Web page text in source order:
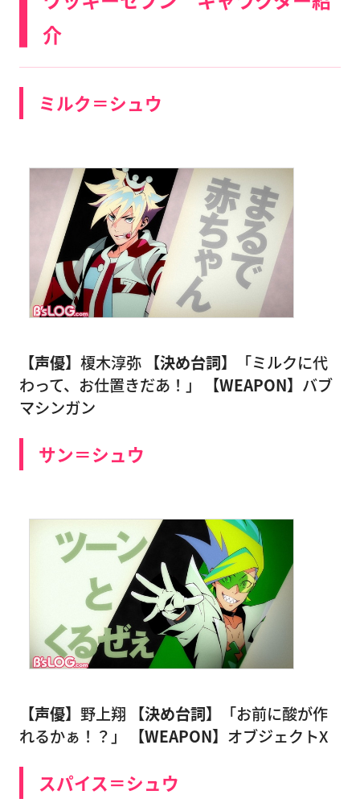
介
ミルク＝シュウ
【声優】 榎木淳弥 【決め台詞】
「ミルクに代
わって、お仕置きだあ！」
【WEAPON】 バブ
マシンガン
サン＝シュウ
【声優】 野上翔 【決め台詞】
「お前に酸が作
れるかぁ！？」
【WEAPON】 オブジェクトX
スパイス＝シュウ